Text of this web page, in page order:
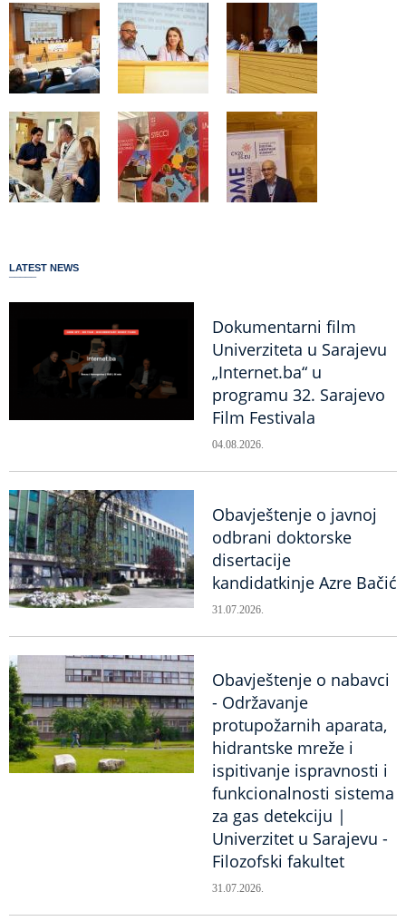
LATEST NEWS
Dokumentarni film
Univerziteta u Sarajevu
„Internet.ba“ u
programu 32. Sarajevo
Film Festivala
04.08.2026.
Obavještenje o javnoj
odbrani doktorske
disertacije
kandidatkinje Azre Bačić
31.07.2026.
Obavještenje o nabavci
- Održavanje
protupožarnih aparata,
hidrantske mreže i
ispitivanje ispravnosti i
funkcionalnosti sistema
za gas detekciju |
Univerzitet u Sarajevu -
Filozofski fakultet
31.07.2026.